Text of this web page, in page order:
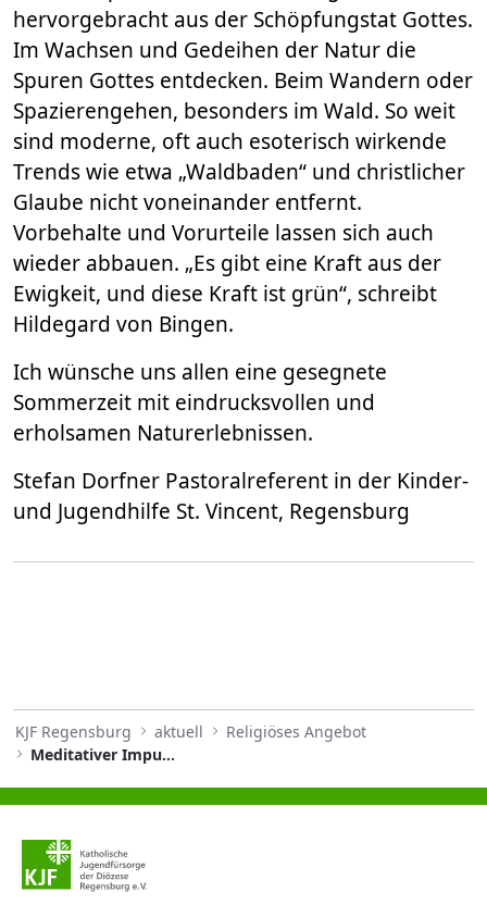
hervorgebracht aus der Schöpfungstat Gottes.
Im Wachsen und Gedeihen der Natur die
Spuren Gottes entdecken. Beim Wandern oder
Spazierengehen, besonders im Wald. So weit
sind moderne, oft auch esoterisch wirkende
Trends wie etwa „Waldbaden“ und christlicher
Glaube nicht voneinander entfernt.
Vorbehalte und Vorurteile lassen sich auch
wieder abbauen. „Es gibt eine Kraft aus der
Ewigkeit, und diese Kraft ist grün“, schreibt
Hildegard von Bingen.
Ich wünsche uns allen eine gesegnete
Sommerzeit mit eindrucksvollen und
erholsamen Naturerlebnissen.
Stefan Dorfner Pastoralreferent in der Kinder-
und Jugendhilfe St. Vincent, Regensburg
KJF Regensburg aktuell
Religiöses Angebot
Meditativer Impuls Juli 2026